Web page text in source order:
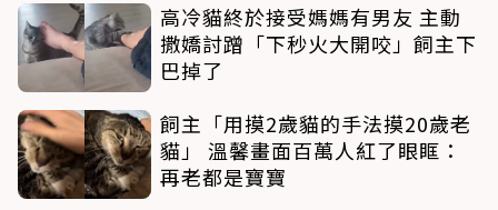
高冷貓終於接受媽媽有男友 主動
撒嬌討蹭「下秒火大開咬」飼主下
巴掉了
飼主「用摸2歲貓的手法摸20歲老
貓」 溫馨畫面百萬人紅了眼眶：
再老都是寶寶